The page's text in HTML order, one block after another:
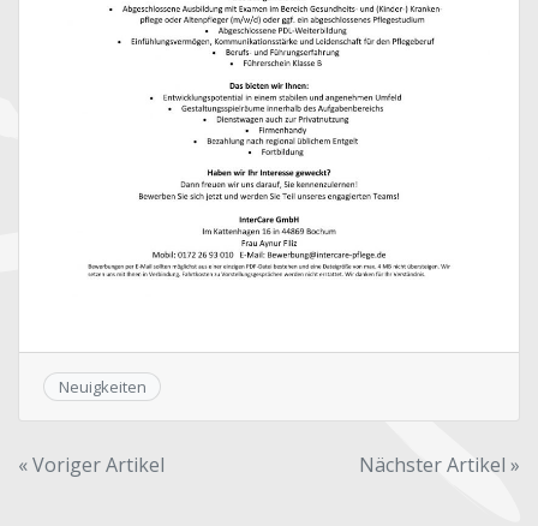
Neuigkeiten
Beitragsnavigation
« Voriger Artikel Nächster Artikel »